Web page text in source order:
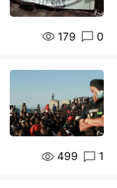
179 0
499 1